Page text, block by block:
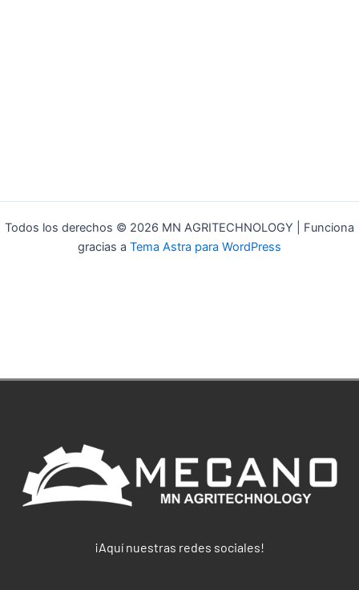
Todos los derechos © 2026 MN AGRITECHNOLOGY | Funciona
gracias a Tema Astra para WordPress
¡Aquí nuestras redes sociales!